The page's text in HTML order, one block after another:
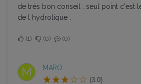
de très bon conseil . seul point c'est
de l hydrolique .
1 0 0
M MARO
(3.0)